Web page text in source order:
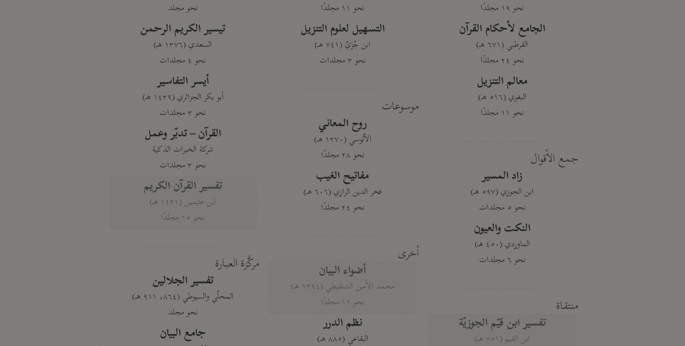
نحو ١٩ مجلدًا
الجامع لأحكام القرآن
القرطبي (٦٧١ هـ)
نحو ٢٤ مجلدًا
معالم التنزيل
البغوي (٥١٦ هـ)
نحو ١١ مجلدًا
جمع الأقوال
زاد المسير
ابن الجوزي (٥٩٧ هـ)
نحو ٥ مجلدات
النكت والعيون
الماوردي (٤٥٠ هـ)
نحو ٦ مجلدات
منتقاة
تفسير ابن قيّم الجوزيّة
ابن القيم (٧٥١ هـ)
نحو ١١ مجلدًا
التسهيل لعلوم التنزيل
ابن جُزَيّ (٧٤١ هـ)
نحو ٣ مجلدات
موسوعات
روح المعاني
الآلوسي (١٢٧٠ هـ)
نحو ٢٨ مجلدًا
مفاتيح الغيب
فخر الدين الرازي (٦٠٦ هـ)
نحو ٢٤ مجلدًا
أخرى
أضواء البيان
محمد الأمين الشنقيطي (١٣٩٤ هـ)
نحو ١١ مجلدًا
نظم الدرر
البقاعي (٨٨٥ هـ)
نحو مجلد
تيسير الكريم الرحمن
السعدي (١٣٧٦ هـ)
نحو ٤ مجلدات
أيسر التفاسير
أبو بكر الجزائري (١٤٣٩ هـ)
نحو ٣ مجلدات
القرآن – تدبّر وعمل
شركة الخبرات الذكية
نحو ٣ مجلدات
تفسير القرآن الكريم
ابن عثيمين (١٤٢١ هـ)
نحو ١٥ مجلدًا
مركَّزة العبارة
تفسير الجلالين
المحلّي والسيوطي (٨٦٤، ٩١١ هـ)
نحو مجلد
جامع البيان